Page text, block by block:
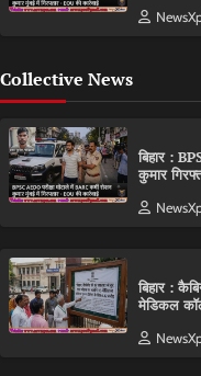
Collective News
बिहार :
कुमार
बिहार :
मेडिकल